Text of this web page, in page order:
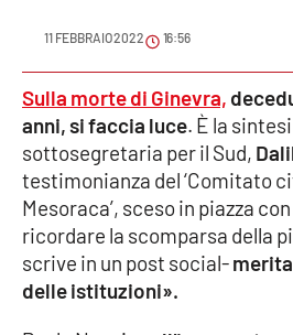
Meteo
Editoriali
VIDEO
Ambiente
Cronaca
11 FEBBRAIO 2022 16:56
Sulla morte di Ginevra,
anni, si faccia luce. È la
sottosegretaria per il Sud,
testimonianza del ‘Comitato
Mesoraca’, sceso in piazza
ricordare la scomparsa della
scrive in un post social-
delle istituzioni».